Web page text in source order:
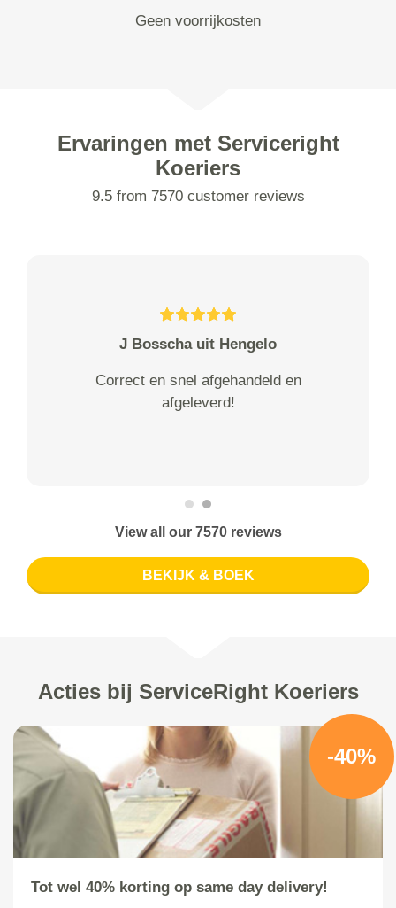
Geen voorrijkosten
Ervaringen met Serviceright
Koeriers
9.5 from 7570 customer reviews
J Bosscha uit Hengelo
Correct en snel afgehandeld en
afgeleverd!
View all our 7570 reviews
BEKIJK & BOEK
Acties bij ServiceRight Koeriers
-40%
Tot wel 40% korting op same day delivery!